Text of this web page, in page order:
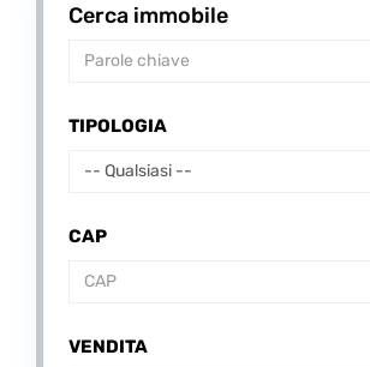
Cerca immobile
TIPOLOGIA
-- Qualsiasi --
CAP
VENDITA